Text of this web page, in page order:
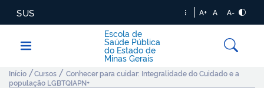
SUS A+ A A-
Escola de
Saúde Pública
do Estado de
Minas Gerais
Início /Cursos / Conhecer para cuidar: Integralidade do Cuidado e a
população LGBTQIAPN+